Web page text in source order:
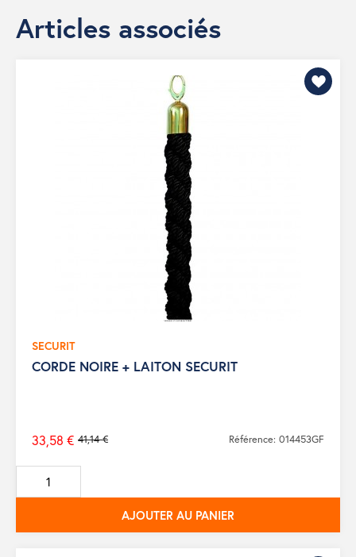
Articles associés
SECURIT
CORDE NOIRE + LAITON SECURIT
Prix
de
base
41,14 €
33,58 € Référence: 014453GF
AJOUTER AU PANIER